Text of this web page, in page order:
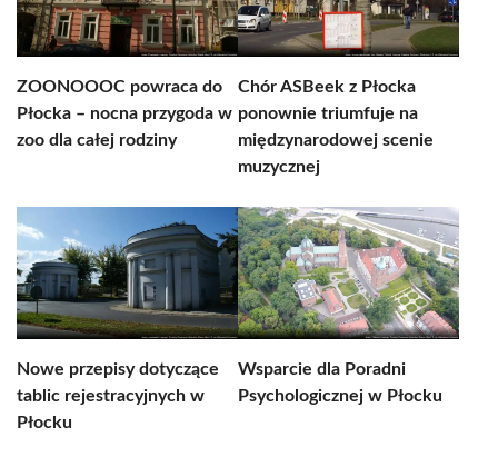
ZOONOOOC powraca do
Płocka – nocna przygoda w
zoo dla całej rodziny
Chór ASBeek z Płocka
ponownie triumfuje na
międzynarodowej scenie
muzycznej
Nowe przepisy dotyczące
tablic rejestracyjnych w
Płocku
Wsparcie dla Poradni
Psychologicznej w Płocku